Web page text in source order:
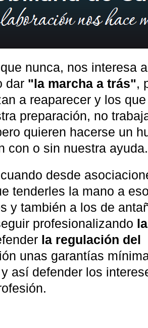
nunca, nos interesa
dar "la marcha a trás",
a reaparecer y los
preparación, no
quieren hacerse un
con o sin nuestra ayuda.
desde
tenderles la mano a
y también a los de
profesionalizando
la regulación
unas garantías
así defender los